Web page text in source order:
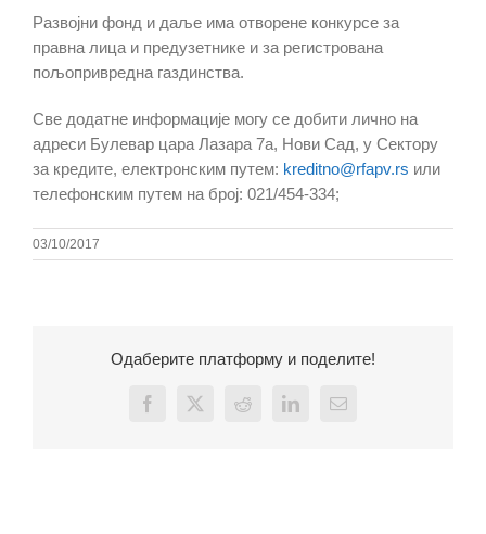
Развојни фонд и даље има отворене конкурсе за
правна лица и предузетнике и за регистрована
пољопривредна газдинства.
Све додатне информације могу се добити лично на
адреси Булевар цара Лазара 7а, Нови Сад, у Сектору
за кредите, електронским путем: kreditno@rfapv.rs или
телефонским путем на број: 021/454-334;
03/10/2017
Одаберите платформу и поделите!
Facebook
X Reddit LinkedInEmail